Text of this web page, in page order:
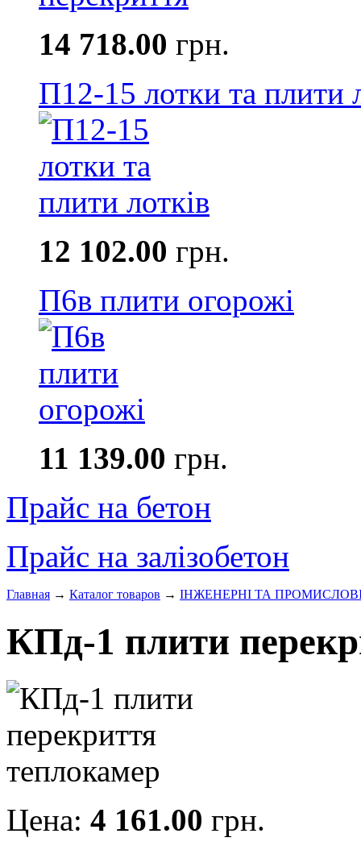
14 718.00 грн.
П12-15 лотки та плити
12 102.00 грн.
П6в плити огорожі
11 139.00 грн.
Прайс на бетон
Прайс на залізобетон
Главная → Каталог товаров → ІНЖЕНЕРНІ ТА
КПд-1 плити
Цена: 4 161.00 грн.